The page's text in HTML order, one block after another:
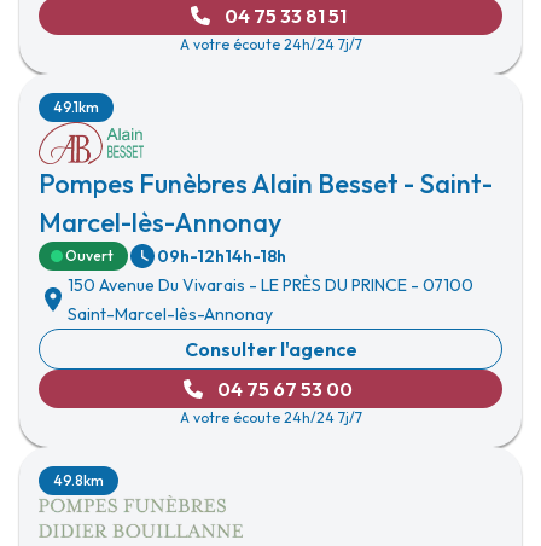
04 75 33 81 51
A votre écoute 24h/24 7j/7
Pompes Funèbres Alain Besset - Saint-
Marcel-lès-Annonay
49.1km
Ouvert 09h-12h14h-18h
150 Avenue Du Vivarais - LE PRÈS DU PRINCE - 07100
Saint-Marcel-lès-Annonay
Consulter l'agence
04 75 67 53 00
A votre écoute 24h/24 7j/7
49.8km